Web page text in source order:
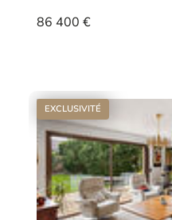
86 400 €
EXCLUSIVITÉ